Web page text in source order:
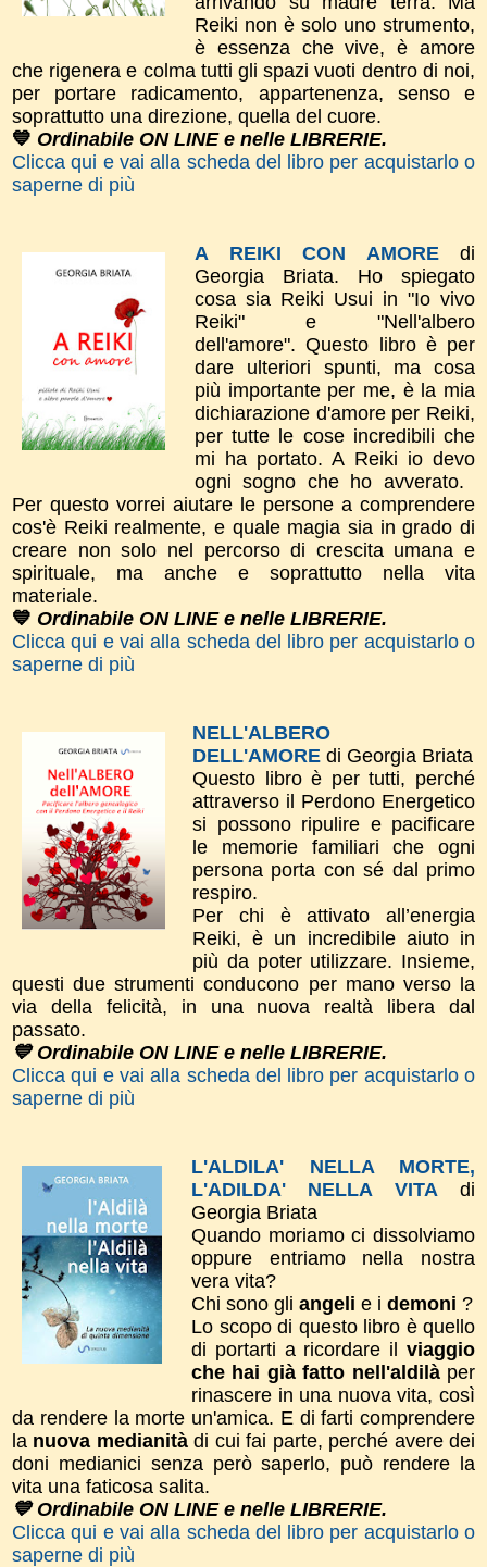
Reiki non è solo uno strumento,
è essenza che vive, è amore
che rigenera e colma tutti gli spazi vuoti dentro di noi,
per portare radicamento, appartenenza, senso e
soprattutto una direzione, quella del cuore.
💙 Ordinabile ON LINE e nelle LIBRERIE.
Clicca qui e vai alla scheda del libro per acquistarlo o
saperne di più
A REIKI CON AMOREdi
Georgia Briata. Ho spiegato
cosa sia Reiki Usui in "Io vivo
Reiki" e "Nell'albero
dell'amore".​Questo libro è per
dare ulteriori spunti, ma cosa
più importante per me, è la mia
dichiarazione d'amor​e per Reiki,
per tutte le cose incredibili che
mi ha portato. A Reiki io devo
ogni sogno che ho avverato.
Per questo vorrei aiutare le persone a comprendere
cos'è Reiki realmente, e quale magia sia in grado di
creare non solo nel percorso di crescita umana e
spirituale, ma anche e soprattutto nella vita
materiale.
💙 Ordinabile ON LINE e nelle LIBRERIE.
Clicca qui e vai alla scheda del libro per acquistarlo o
saperne di più
NELL'ALBERO
DELL'AMORE di Georgia Briata
Questo libro è per tutti, perché
attraverso il Perdono Energetico
si possono ripulire e pacificare
le memorie familiari che ogni
persona porta con sé dal primo
respiro.
Per chi è attivato all’energia
Reiki, è un incredibile aiuto in
più da poter utilizzare. Insieme,
questi due strumenti conducono per mano verso la
via della felicità, in una nuova realtà libera dal
passato.
💙 Ordinabile ON LINE e nelle LIBRERIE.
Clicca qui e vai alla scheda del libro per acquistarlo o
saperne di più
L'ALDILA' NELLA MORTE,
L'ADILDA' NELLA VITA di
Georgia Briata
Quando moriamo ci dissolviamo
oppure entriamo nella nostra
vera vita?
Chi sono gli angeli e i demoni ?
Lo scopo di questo libro è quello
di portarti a ricordare il viaggio
che hai già fatto nell'aldilà per
rinascere in una nuova vita, così
da rendere la morte un'amica. E di farti comprendere
la nuova medianitàdi cui fai parte, perché avere dei
doni medianici senza però saperlo, può rendere la
vita una faticosa salita.
💙 Ordinabile ON LINE e nelle LIBRERIE.
Clicca qui e vai alla scheda del libro per acquistarlo o
saperne di più